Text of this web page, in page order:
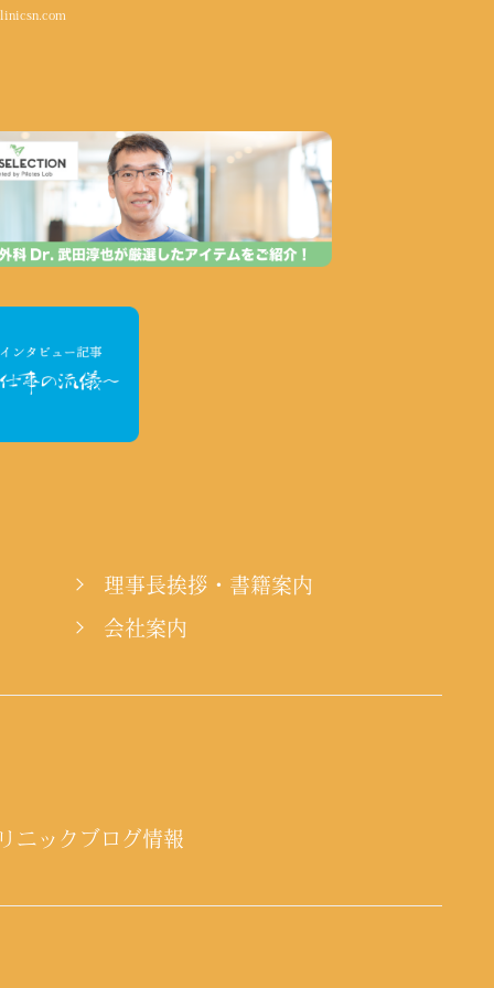
理事長挨拶・書籍案内
会社案内
ニックブログ情報